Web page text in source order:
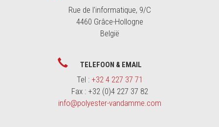
Rue de l'informatique, 9/C
4460 Grâce-Hollogne
België
TELEFOON & EMAIL
Tel : +32 4 227 37 71
Fax : +32 (0)4 227 37 82
info@polyester-vandamme.com